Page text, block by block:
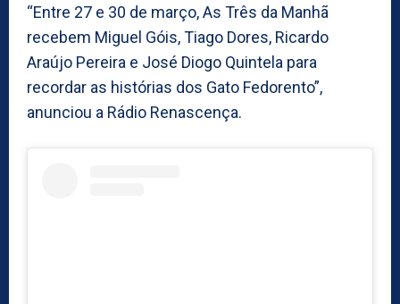
“Entre 27 e 30 de março, As Três da Manhã
recebem Miguel Góis, Tiago Dores, Ricardo
Araújo Pereira e José Diogo Quintela para
recordar as histórias dos Gato Fedorento”,
anunciou a Rádio Renascença.